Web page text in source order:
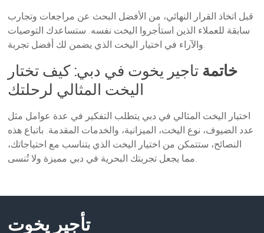
قبل اتخاذ القرار النهائي، من الأفضل البحث عن مراجعات وتجارب
سابقة للعملاء الذين استأجروا اليخت نفسه. ستساعدك التوصيات
والآراء في اختيار اليخت الذي يضمن لك أفضل تجربة.
خاتمة تاجير يخوت في دبي: كيف تختار
اليخت المثالي لرحلتك
اختيار اليخت المثالي في دبي يتطلب التفكير في عدة عوامل مثل
عدد الضيوف، نوع اليخت، الميزانية، والخدمات المقدمة. باتباع هذه
النصائح، ستتمكن من اختيار اليخت الذي يتناسب مع احتياجاتك،
مما يجعل تجربتك البحرية في دبي مميزة ولا تُنسى.
تأجير يخوت